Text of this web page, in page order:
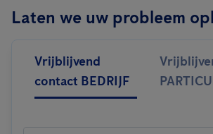
Laten we uw probleem
Vrijblijvend
contact BEDRIJF